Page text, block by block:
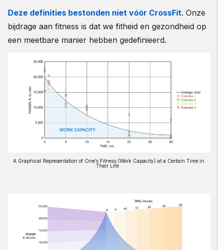
Deze definities bestonden niet vóór CrossFit. Onze
bijdrage aan fitness is dat we fitheid en gezondheid op
een meetbare manier hebben gedefinieerd.
A Graphical Representation of One’s Fitness (Work Capacity) at a Certain Time in
Their Life